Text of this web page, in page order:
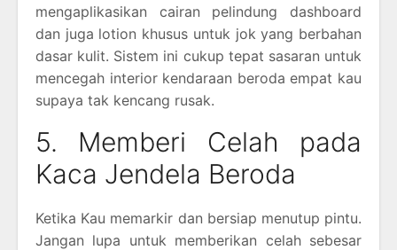
mengaplikasikan cairan pelindung dashboard
dan juga lotion khusus untuk jok yang berbahan
dasar kulit. Sistem ini cukup tepat sasaran untuk
mencegah interior kendaraan beroda empat kau
supaya tak kencang rusak.
5. Memberi Celah pada
Kaca Jendela Beroda
Ketika Kau memarkir dan bersiap menutup pintu.
Jangan lupa untuk memberikan celah sebesar